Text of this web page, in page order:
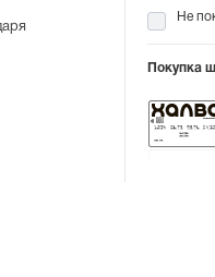
Не
Покупка